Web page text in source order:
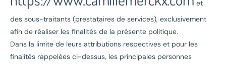
et
des sous-traitants (prestataires de services), exclusivement
afin de réaliser les finalités de la présente politique.
Dans la limite de leurs attributions respectives et pour les
finalités rappelées ci-dessus, les principales personnes